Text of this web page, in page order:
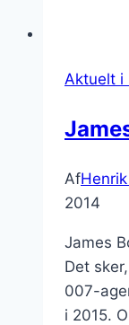
Aktuelt i
Af
2014
James
Det
007-
i 2015.